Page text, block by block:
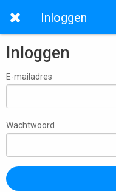
Inloggen
Inloggen
E-mailadres
Wachtwoord